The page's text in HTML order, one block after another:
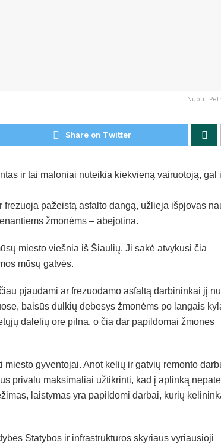
Nuotr.
Share on Twitter
ir tai maloniai nuteikia kiekvieną vairuotoją, gal
pažeistą asfalto dangą, užlieja išpjovas
žmonėms – abejotina.
miesto viešnia iš Šiaulių. Ji sakė atvykusi čia
mūsų gatvės.
pjaudami ar frezuodamo asfaltą darbininkai jį
baisūs dulkių debesys žmonėms po langais
dalelių ore pilna, o čia dar papildomai žmones
gyventojai. Anot kelių ir gatvių remonto
privalu maksimaliai užtikrinti, kad į aplinką
laistymas yra papildomi darbai, kurių
Statybos ir infrastruktūros skyriaus vyriausioji